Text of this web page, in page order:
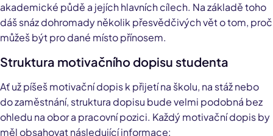
akademické půdě a jejích hlavních cílech. Na základě toho
dáš snáz dohromady několik přesvědčivých vět o tom, proč
můžeš být pro dané místo přínosem.
Struktura motivačního dopisu studenta
Ať už píšeš motivační dopis k přijetí na školu, na stáž nebo
do zaměstnání, struktura dopisu bude velmi podobná bez
ohledu na obor a pracovní pozici. Každý motivační dopis by
měl obsahovat následující informace: